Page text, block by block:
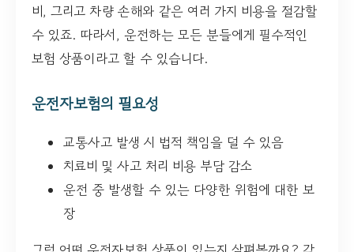
비, 그리고 차량 손해와 같은 여러 가지 비용을 절감할
수 있죠. 따라서, 운전하는 모든 분들에게 필수적인
보험 상품이라고 할 수 있습니다.
운전자보험의 필요성
교통사고 발생 시 법적 책임을 덜 수 있음
치료비 및 사고 처리 비용 부담 감소
운전 중 발생할 수 있는 다양한 위험에 대한 보
장